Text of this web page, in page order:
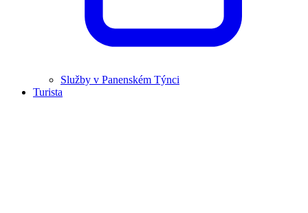
Služby v Panenském Týnci
Turista